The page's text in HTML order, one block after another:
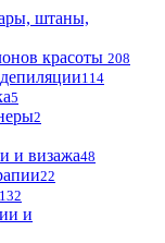
штаны,
красоты 208
114
5
2
и визажа48
22
132
и